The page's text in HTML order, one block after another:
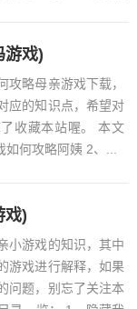
游戏)
攻略母亲游戏下载，
应的知识点，希望对
收藏本站喔。 本文
何攻略阿姨 2、...
戏)
小游戏的知识，其中
游戏进行解释，如果
问题，别忘了关注本